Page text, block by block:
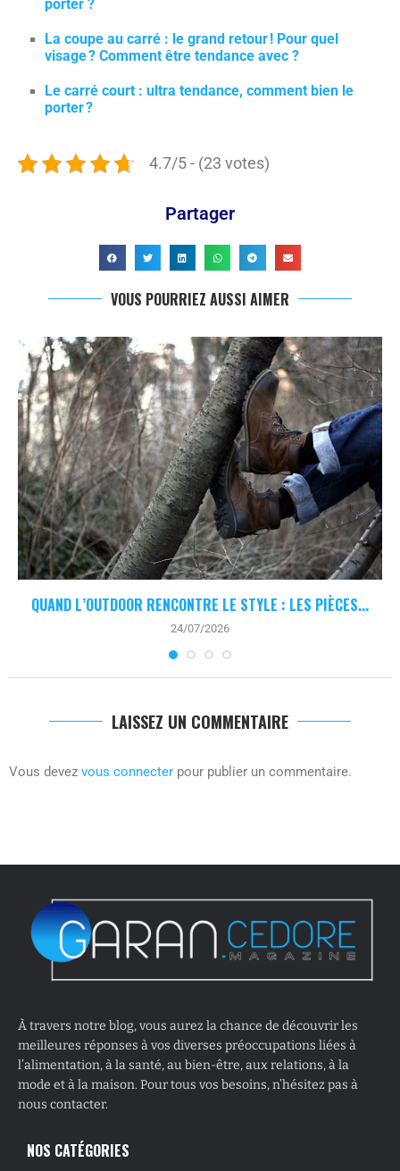
porter ?
La coupe au carré : le grand retour ! Pour quel
visage ? Comment être tendance avec ?
Le carré court : ultra tendance, comment bien le
porter ?
4.7/5 - (23 votes)
Partager
VOUS POURRIEZ AUSSI AIMER
QUAND L’OUTDOOR RENCONTRE LE STYLE : LES PIÈCES...
24/07/2026
LAISSEZ UN COMMENTAIRE
Vous devez vous connecter pour publier un commentaire.
À travers notre blog, vous aurez la chance de découvrir les
meilleures réponses à vos diverses préoccupations liées à
l’alimentation, à la santé, au bien-être, aux relations, à la
mode et à la maison. Pour tous vos besoins, n’hésitez pas à
nous contacter.
NOS CATÉGORIES